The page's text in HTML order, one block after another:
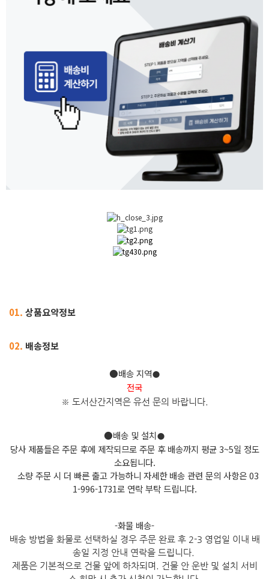
01. 상품요약정보
02. 배송정보
●배송 지역●
전국
※ 도서산간지역은 유선 문의 바랍니다.
●배송 및 설치●
당사 제품들은 주문 후에 제작되므로 주문 후 배송까지 평균 3~5일 정도
소요됩니다.
소량 주문 시 더 빠른 출고 가능하니 자세한 배송 관련 문의 사항은 03
1-996-1731로 연락 부탁 드립니다.
-화물 배송-
배송 방법을 화물로 선택하실 경우 주문 완료 후 2-3 영업일 이내 배
송일 지정 안내 연락을 드립니다.
제품은 기본적으로 건물 앞에 하차되며. 건물 안 운반 및 설치 서비